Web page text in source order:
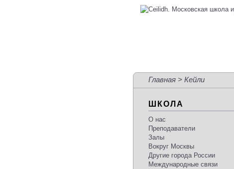
Главная > Кейли
ШКОЛА
О нас
Преподаватели
Залы
Вокруг Москвы
Другие города России
Международные связи